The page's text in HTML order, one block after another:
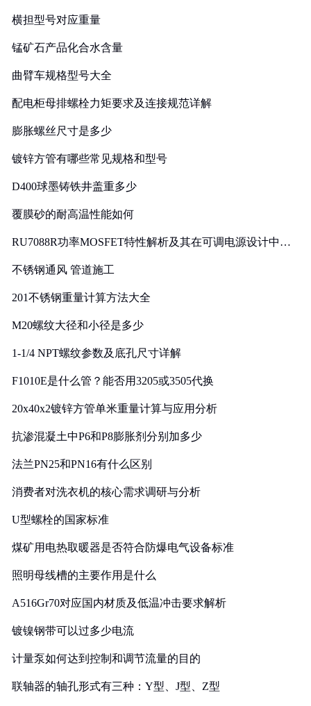
横担型号对应重量
锰矿石产品化合水含量
曲臂车规格型号大全
配电柜母排螺栓力矩要求及连接规范详解
膨胀螺丝尺寸是多少
镀锌方管有哪些常见规格和型号
D400球墨铸铁井盖重多少
覆膜砂的耐高温性能如何
RU7088R功率MOSFET特性解析及其在可调电源设计中的
不锈钢通风 管道施工
201不锈钢重量计算方法大全
M20螺纹大径和小径是多少
1-1/4 NPT螺纹参数及底孔尺寸详解
F1010E是什么管？能否用3205或3505代换
20x40x2镀锌方管单米重量计算与应用分析
抗渗混凝土中P6和P8膨胀剂分别加多少
法兰PN25和PN16有什么区别
消费者对洗衣机的核心需求调研与分析
U型螺栓的国家标准
煤矿用电热取暖器是否符合防爆电气设备标准
照明母线槽的主要作用是什么
A516Gr70对应国内材质及低温冲击要求解析
镀镍钢带可以过多少电流
计量泵如何达到控制和调节流量的目的
联轴器的轴孔形式有三种：Y型、J型、Z型